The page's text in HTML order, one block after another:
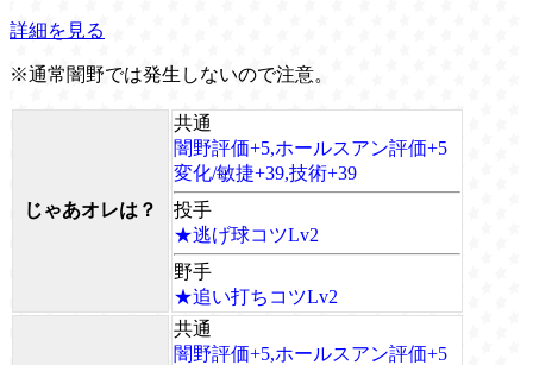
詳細を見る
※通常闇野では発生しないので注意。
じゃあオレは？
共通
闇野評価+5,ホールスアン評価+5
変化/敏捷+39,技術+39
投手
★逃げ球コツLv2
野手
★追い打ちコツLv2
共通
闇野評価+5,ホールスアン評価+5